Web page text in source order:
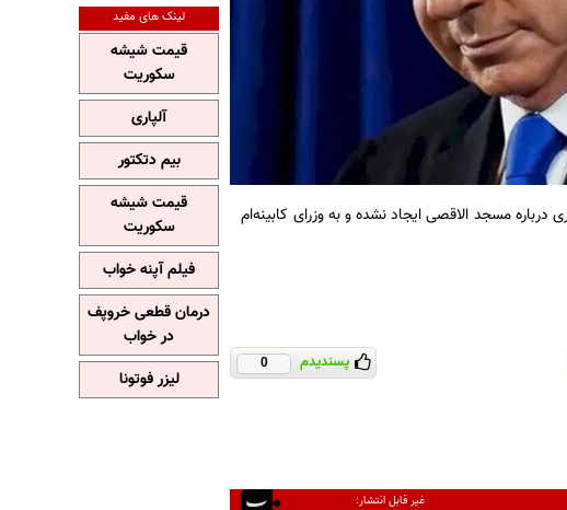
مسجد الاقصی ایجاد نشده و به وزرای کابینه‌ام
پسندیدم 0
غیر قابل انتشار:
لینک های مفید
قیمت شیشه
سکوریت
آلپاری
بیم دتکتور
قیمت شیشه
سکوریت
فیلم آپنه خواب
درمان قطعی خروپف
در خواب
لیزر فوتونا